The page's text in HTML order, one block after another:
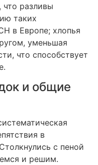
разливы
таких
в Европе; хлопья
уменьшая
что способствует
и общие
в
с пеной
и решим.